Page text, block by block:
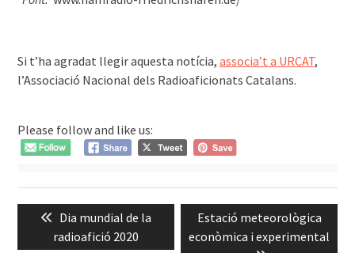
Si t’ha agradat llegir aquesta notícia, associa’t a URCAT,
l’Associació Nacional dels Radioaficionats Catalans.
Please follow and like us:
d'entrades
Previous
post:
Dia mundial de la
radioafició 2020
Next
post:
Estació meteorològica
econòmica i experimental